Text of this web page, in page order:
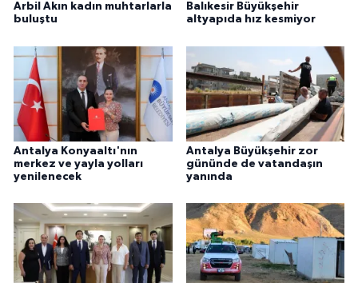
Arbil Akın kadın muhtarlarla
buluştu
Balıkesir Büyükşehir
altyapıda hız kesmiyor
Antalya Konyaaltı'nın
merkez ve yayla yolları
yenilenecek
Antalya Büyükşehir zor
gününde de vatandaşın
yanında